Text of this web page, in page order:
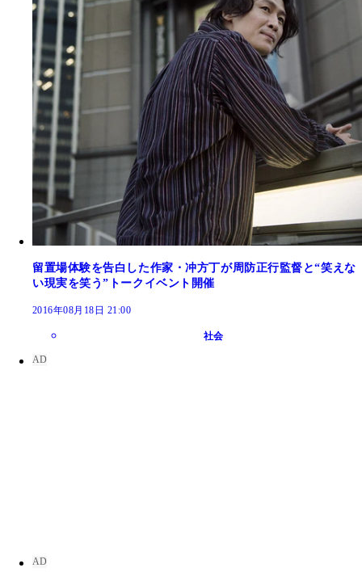
留置場体験を告白した作家・冲方丁が周防正行監督と“笑えな
い現実を笑う”トークイベント開催
2016年08月18日 21:00
社会